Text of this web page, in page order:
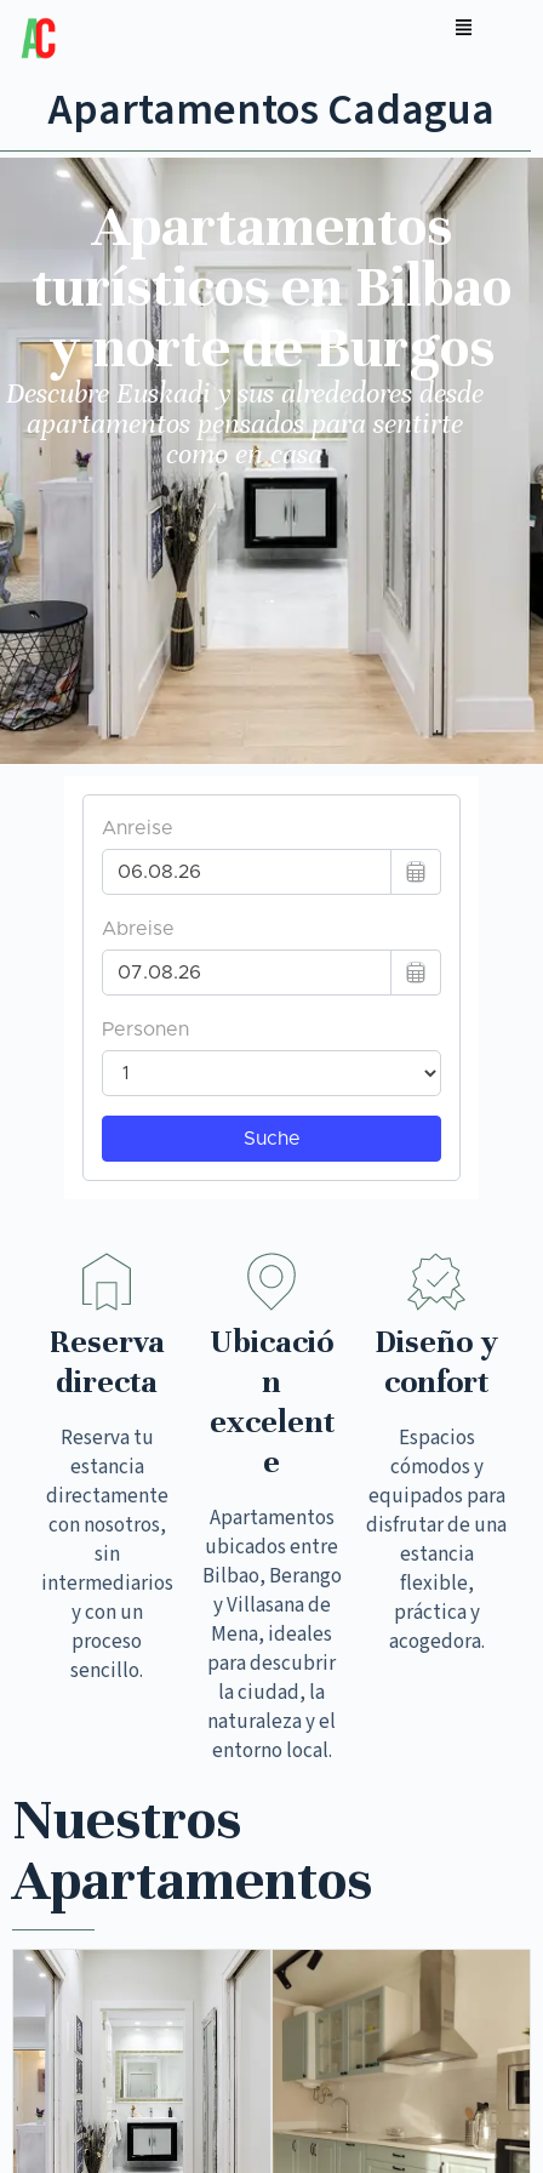
Apartamentos Cadagua
Apartamentos
turísticos en Bilbao
y norte de Burgos
Descubre Euskadi y sus alrededores desde
apartamentos pensados para sentirte
como en casa
Reserva
directa
Reserva tu
estancia
directamente
con nosotros,
sin
intermediarios
y con un
proceso
sencillo.
Ubicació
n
excelent
e
Apartamentos
ubicados entre
Bilbao, Berango
y Villasana de
Mena, ideales
para descubrir
la ciudad, la
naturaleza y el
entorno local.
Diseño y
confort
Espacios
cómodos y
equipados para
disfrutar de una
estancia
flexible,
práctica y
acogedora.
Nuestros
Apartamentos